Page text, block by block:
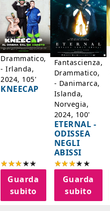
Drammatico,
- Irlanda,
2024, 105'
KNEECAP
Guarda
subito
Fantascienza,
Drammatico,
- Danimarca,
Islanda,
Norvegia,
2024, 100'
ETERNAL -
ODISSEA
NEGLI
ABISSI
Guarda
subito